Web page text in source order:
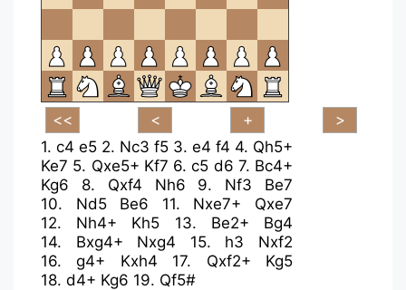
1. c4 e5 2. Nc3 f5 3. e4 f4 4. Qh5+
Ke7 5. Qxe5+ Kf7 6.c5 d6 7. Bc4+
Kg6
8. Qxf4 Nh6 9. Nf3
Be7
10. Nd5 Be6 11. Nxe7+
Qxe7
12. Nh4+ Kh5 13. Be2+
Bg4
14. Bxg4+ Nxg4 15. h3
Nxf2
16.g4+ Kxh4 17. Qxf2+
Kg5
18. d4+ Kg6 19. Qf5#